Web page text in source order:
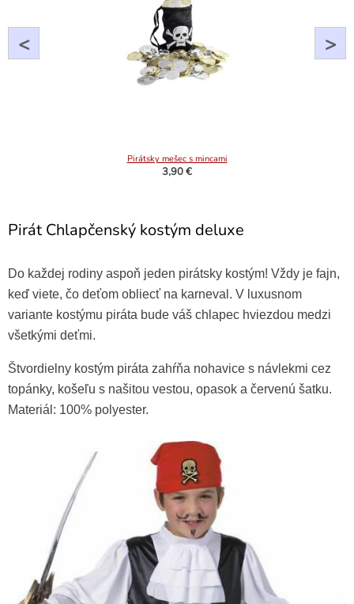
<
Pirátsky mešec s mincami
3,90 €
Pirátska šabľa čierna rukoväť
>
Pirát Chlapčenský kostým deluxe
Do každej rodiny aspoň jeden pirátsky kostým! Vždy je fajn,
keď viete, čo deťom obliecť na karneval. V luxusnom
variante kostýmu piráta bude váš chlapec hviezdou medzi
všetkými deťmi.
Štvordielny kostým piráta zahŕňa nohavice s návlekmi cez
topánky, košeľu s našitou vestou, opasok a červenú šatku.
Materiál: 100% polyester.